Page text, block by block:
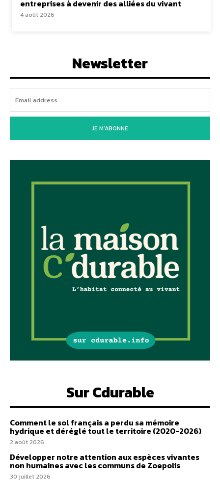
entreprises à devenir des alliées du vivant
4 août 2026
Newsletter
JE M'ABONNE
Sur Cdurable
Comment le sol français a perdu sa mémoire
hydrique et déréglé tout le territoire (2020-2026)
2 août 2026
Développer notre attention aux espèces vivantes
non humaines avec les communs de Zoepolis
30 juillet 2026